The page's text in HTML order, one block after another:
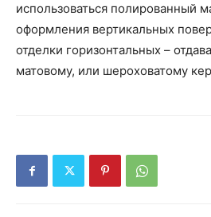
использоваться полированный
оформления вертикальных
отделки горизонтальных –
матовому, или шероховатому